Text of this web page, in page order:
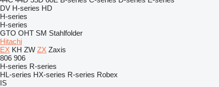
DV H-series HD
H-series
H-series
GTO OHT SM Stahlfolder
Hitachi
EX KH ZW ZX Zaxis
806 906
H-series R-series
HL-series HX-series R-series Robex
IS